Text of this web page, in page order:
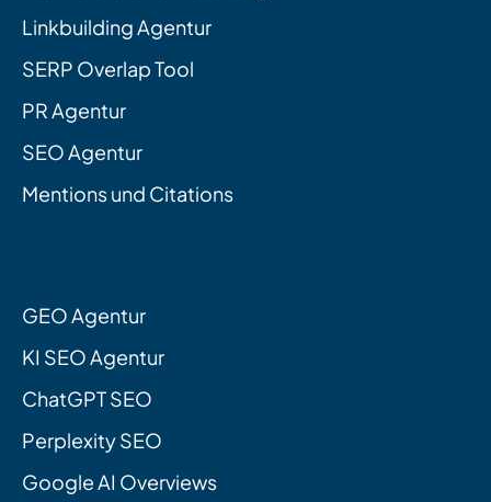
Linkbuilding Agentur
SERP Overlap Tool
PR Agentur
SEO Agentur
Mentions und Citations
GEO Agentur
KI SEO Agentur
ChatGPT SEO
Perplexity SEO
Google AI Overviews